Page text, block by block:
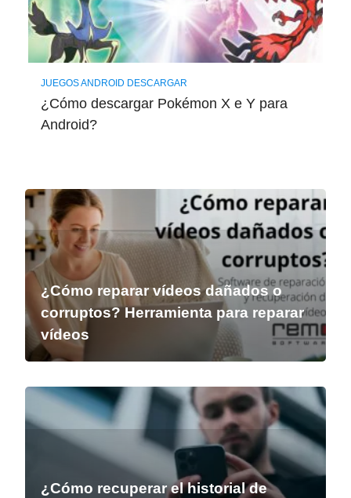
JUEGOS ANDROID DESCARGAR
¿Cómo descargar Pokémon X e Y para
Android?
¿Cómo reparar vídeos dañados o
corruptos? Herramienta para reparar
vídeos
¿Cómo recuperar el historial de